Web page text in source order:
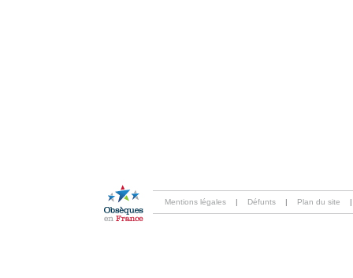
Mentions légales | Défunts | Plan du site |